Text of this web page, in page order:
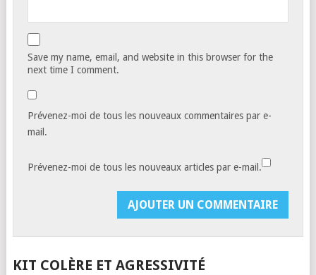
Save my name, email, and website in this browser for the
next time I comment.
Prévenez-moi de tous les nouveaux commentaires par e-
mail.
Prévenez-moi de tous les nouveaux articles par e-mail.
KIT COLÈRE ET AGRESSIVITÉ